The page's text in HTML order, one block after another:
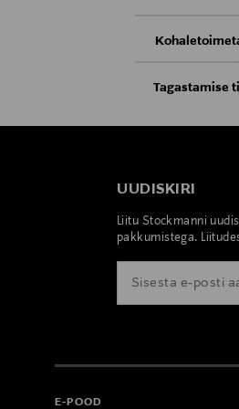
Tarnimine
Tagastamise
UUDISKIRI
Liitu Stockmanni
pakkumistega.
E-POOD